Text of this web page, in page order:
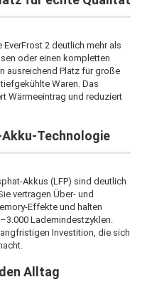
2 deutlich mehr als
oder einen kompletten
ausreichend Platz für große
Waren. Das
Wärmeeintrag und reduziert
Technologie
Akkus (LFP) sind deutlich
vertragen Über- und
Effekte und halten
Lademindestzyklen.
Investition, die sich
Alltag